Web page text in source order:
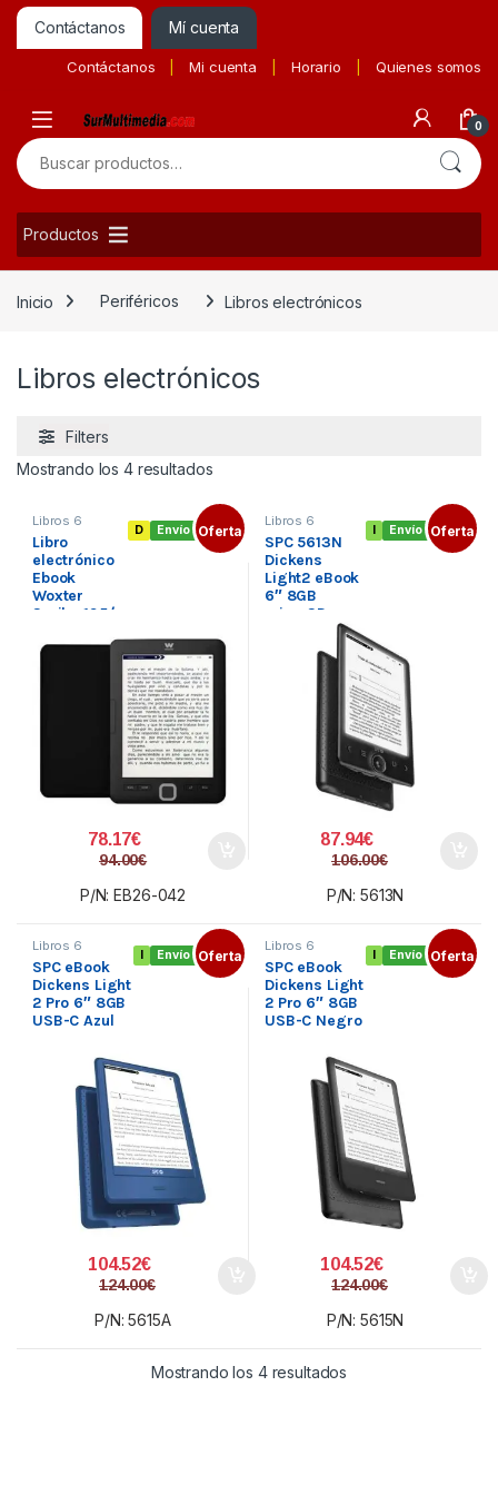
Contáctanos Mí cuenta
Contáctanos Mi cuenta Horario Quienes somos
0
Buscar por:
Productos
Inicio Periféricos Libros electrónicos
Libros electrónicos
Filters
Mostrando los 4 resultadosOrdenado por precio: bajo a alto
Envío gratis
D Oferta
Libros 6
Pulgadas
Libros
electrónicos,
Periféricos
Libro
electrónico
Ebook
Woxter
Scriba 195/
electrónica/
78.17€
94.00€
P/N: EB26-042
Envío gratis
Oferta
Libros 6
Libros
electrónicos
Periféricos
SPC 5613N
Dickens
Light2 eBook
6″ 8GB
microSD
87.94€
106.00€
P/N: 5613N
Envío gratis
I Oferta
Libros 6
Libros
electrónicos,
Periféricos
SPC eBook
Dickens Light
2 Pro 6″ 8GB
USB-C Azul
104.52€
124.00€
P/N: 5615A
Envío gratis
I Oferta
Libros 6
Libros
electrónicos,
Periféricos
SPC eBook
Dickens Light
2 Pro 6″ 8GB
USB-C Negro
104.52€
124.00€
P/N: 5615N
Mostrando los 4 resultados